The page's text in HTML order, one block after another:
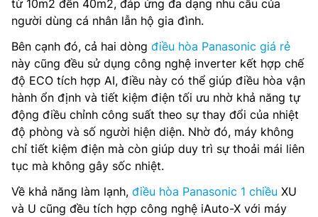
từ 10m2 đến 40m2, đáp ứng đa dạng nhu cầu của
người dùng cá nhân lẫn hộ gia đình.
Bên cạnh đó, cả hai dòng điều hòa Panasonic giá rẻ
này cũng đều sử dụng công nghệ inverter kết hợp chế
độ ECO tích hợp AI, điều này có thể giúp điều hòa vận
hành ổn định và tiết kiệm điện tối ưu nhờ khả năng tự
động điều chỉnh công suất theo sự thay đổi của nhiệt
độ phòng và số người hiện diện. Nhờ đó, máy không
chỉ tiết kiệm điện mà còn giúp duy trì sự thoải mái liên
tục mà không gây sốc nhiệt.
Về khả năng làm lạnh, điều hòa Panasonic 1 chiều XU
và U cũng đều tích hợp công nghệ iAuto-X với máy